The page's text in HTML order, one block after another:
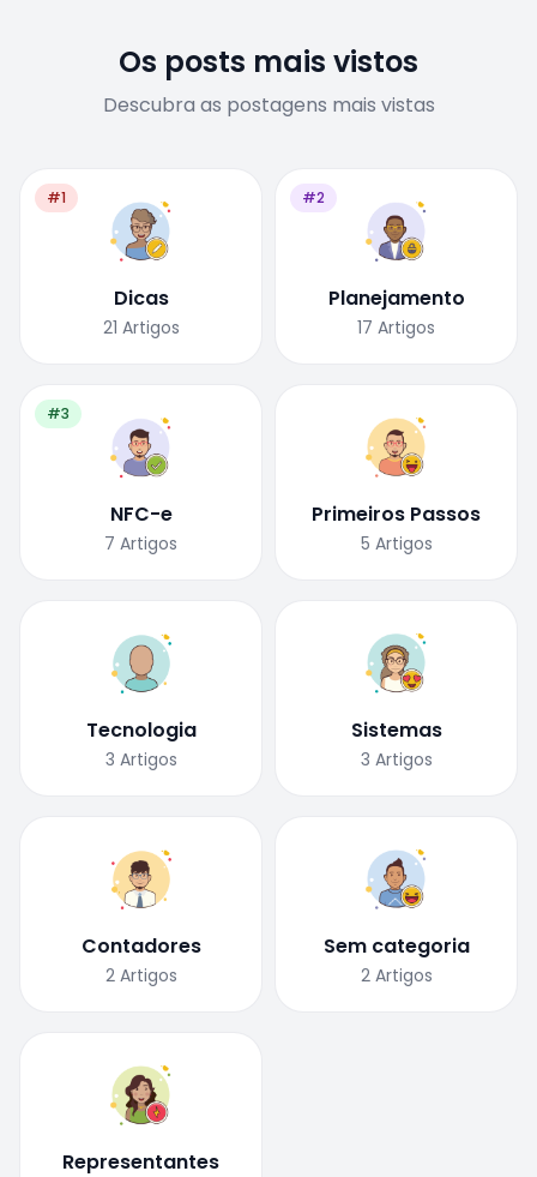
Os posts mais vistos
Descubra as postagens mais vistas
#1
Dicas
21 Artigos
#2
Planejamento
17 Artigos
#3
NFC-e
7 Artigos
Primeiros Passos
5 Artigos
Tecnologia
3 Artigos
Sistemas
3 Artigos
Contadores
2 Artigos
Sem categoria
2 Artigos
Representantes